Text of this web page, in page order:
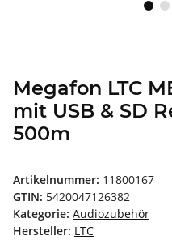
Megafon LTC
mit USB & SD
500m
Artikelnummer: 11800167
GTIN: 5420047126382
Kategorie: Audiozubehör
Hersteller: LTC